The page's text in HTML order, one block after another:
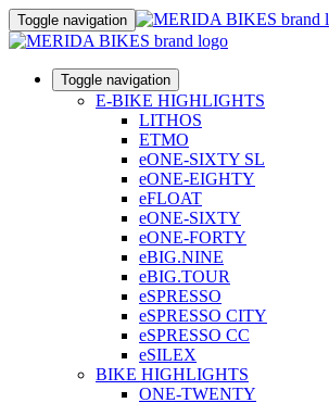
Toggle navigation
Toggle navigation
E-BIKE HIGHLIGHTS
LITHOS
ETMO
eONE-SIXTY SL
eONE-EIGHTY
eFLOAT
eONE-SIXTY
eONE-FORTY
eBIG.NINE
eBIG.TOUR
eSPRESSO
eSPRESSO CITY
eSPRESSO CC
eSILEX
BIKE HIGHLIGHTS
ONE-TWENTY